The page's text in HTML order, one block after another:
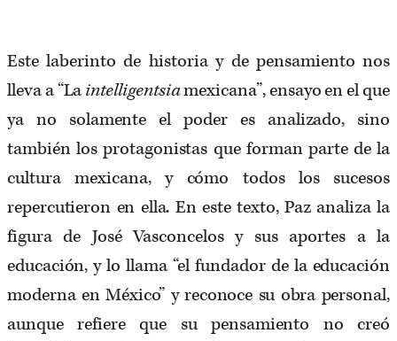
Este laberinto de historia y de pensamiento nos
lleva a “Laintelligentsiamexicana”, ensayo en el que
ya no solamente el poder es analizado, sino
también los protagonistas que forman parte de la
cultura mexicana, y cómo todos los sucesos
repercutieron en ella. En este texto, Paz analiza la
figura de José Vasconcelos y sus aportes a la
educación, y lo llama “el fundador de la educación
moderna en México” y reconoce su obra personal,
aunque refiere que su pensamiento no creó